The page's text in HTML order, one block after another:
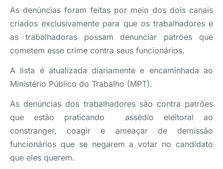
As denúncias foram feitas por meio dos dois canais
criados exclusivamente para que os trabalhadores e
as trabalhadoras possam denunciar patrões que
cometem esse crime contra seus funcionários.
A lista é atualizada diariamente e encaminhada ao
Ministério Público do Trabalho (MPT).
As denúncias dos trabalhadores são contra patrões
que estão praticando assédio eleitoral ao
constranger, coagir e ameaçar de demissão
funcionários que se negarem a votar no candidato
que eles querem.